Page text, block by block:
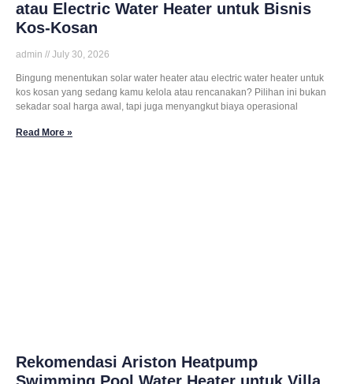
atau Electric Water Heater untuk Bisnis
Kos-Kosan
admin July 30, 2026
Bingung menentukan solar water heater atau electric water heater untuk
kos kosan yang sedang kamu kelola atau rencanakan? Pilihan ini bukan
sekadar soal harga awal, tapi juga menyangkut biaya operasional
Read More »
Rekomendasi Ariston Heatpump